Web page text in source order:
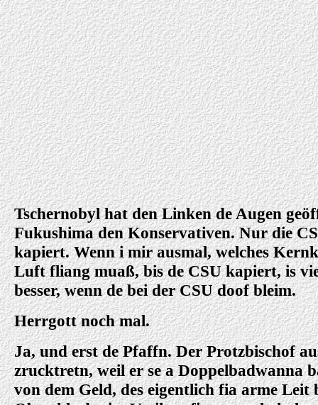
Tschernobyl hat den Linken de Augen
Fukushima den Konservativen. Nur die
kapiert. Wenn i mir ausmal, welches
Luft fliang muaß, bis de CSU kapiert, is
besser, wenn de bei der CSU doof bleim.
Herrgott noch mal.
Ja, und erst de Pfaffn. Der Protzbischof
zrucktretn, weil er se a Doppelbadwanna
von dem Geld, des eigentlich fia arme Leit